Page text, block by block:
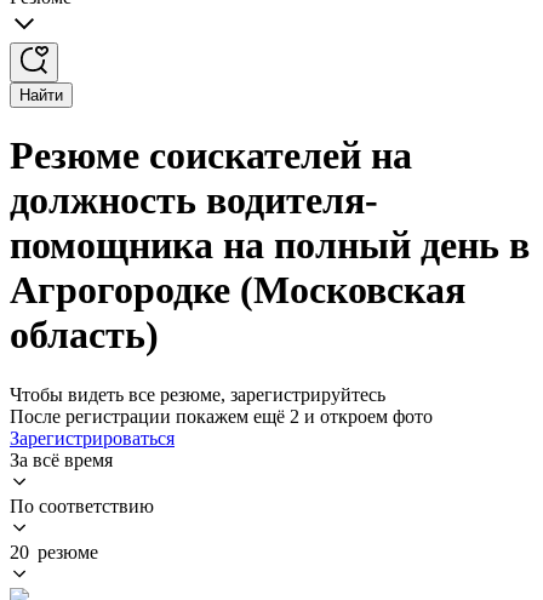
Найти
Резюме соискателей на
должность водителя-
помощника на полный день в
Агрогородке (Московская
область)
Чтобы видеть все резюме, зарегистрируйтесь
После регистрации покажем ещё 2 и откроем фото
Зарегистрироваться
За всё время
По соответствию
20 резюме